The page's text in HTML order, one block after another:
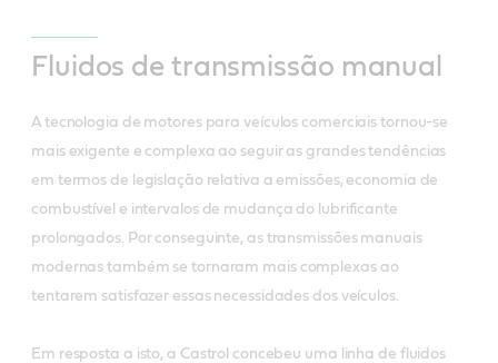
Fluidos de transmissão manual
A tecnologia de motores para veículos comerciais tornou-se
mais exigente e complexa ao seguir as grandes tendências
em termos de legislação relativa a emissões, economia de
combustível e intervalos de mudança do lubrificante
prolongados. Por conseguinte, as transmissões manuais
modernas também se tornaram mais complexas ao
tentarem satisfazer essas necessidades dos veículos.
Em resposta a isto, a Castrol concebeu uma linha de fluidos